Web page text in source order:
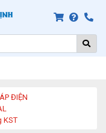
ĐIỆN
KST